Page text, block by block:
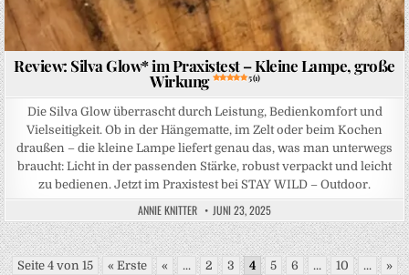
Review: Silva Glow* im Praxistest – Kleine Lampe, große
Wirkung 5 (1)
Die Silva Glow überrascht durch Leistung, Bedienkomfort und
Vielseitigkeit. Ob in der Hängematte, im Zelt oder beim Kochen
draußen – die kleine Lampe liefert genau das, was man unterwegs
braucht: Licht in der passenden Stärke, robust verpackt und leicht
zu bedienen. Jetzt im Praxistest bei STAY WILD – Outdoor.
ANNIE KNITTER JUNI 23, 2025
Seite 4 von 15 « Erste « ... 2 3 4 5 6 ... 10 ...
»